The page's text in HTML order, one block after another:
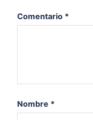
Comentario *
Nombre *